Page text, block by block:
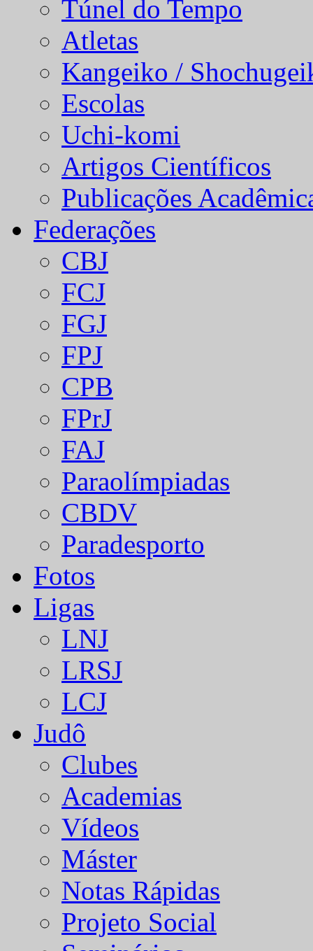
Túnel do Tempo
Atletas
Kangeiko /
Escolas
Uchi-komi
Artigos Científicos
Publicações
Federações
CBJ
FCJ
FGJ
FPJ
CPB
FPrJ
FAJ
Paraolímpiadas
CBDV
Paradesporto
Fotos
Ligas
LNJ
LRSJ
LCJ
Judô
Clubes
Academias
Vídeos
Máster
Notas Rápidas
Projeto Social